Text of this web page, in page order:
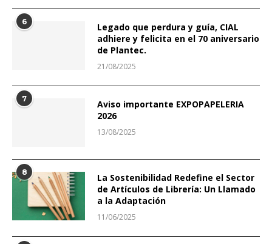
6
Legado que perdura y guía, CIAL
adhiere y felicita en el 70 aniversario
de Plantec.
21/08/2025
7
Aviso importante EXPOPAPELERIA
2026
13/08/2025
8
La Sostenibilidad Redefine el Sector
de Artículos de Librería: Un Llamado
a la Adaptación
11/06/2025